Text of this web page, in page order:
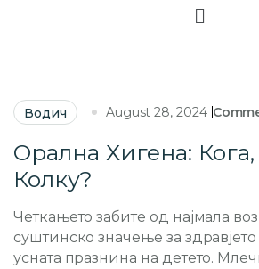
Водич August 28, 2024
Орална Хигена: Кога,
Колку?
Четкањето забите од најмала
суштинско значење за здравјето
усната празнина на детето.